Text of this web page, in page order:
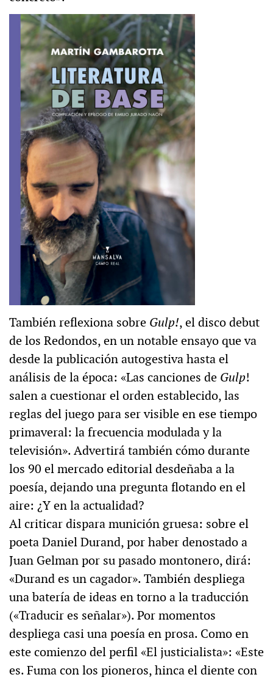
También reflexiona sobre Gulp!, el disco debut
de los Redondos, en un notable ensayo que va
desde la publicación autogestiva hasta el
análisis de la época: «Las canciones de Gulp!
salen a cuestionar el orden establecido, las
reglas del juego para ser visible en ese tiempo
primaveral: la frecuencia modulada y la
televisión». Advertirá también cómo durante
los 90 el mercado editorial desdeñaba a la
poesía, dejando una pregunta flotando en el
aire: ¿Y en la actualidad?
Al criticar dispara munición gruesa: sobre el
poeta Daniel Durand, por haber denostado a
Juan Gelman por su pasado montonero, dirá:
«Durand es un cagador». También despliega
una batería de ideas en torno a la traducción
(«Traducir es señalar»). Por momentos
despliega casi una poesía en prosa. Como en
este comienzo del perfil «El justicialista»: «Este
es. Fuma con los pioneros, hinca el diente con